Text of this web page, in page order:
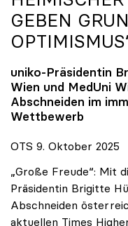
GEBEN
uniko-Präsidentin
Wien und MedUni
Abschneiden im
Wettbewerb
OTS 9. Oktober 2025
„Große Freude“: Mit
Präsidentin Brigitte
Abschneiden
aktuellen Times